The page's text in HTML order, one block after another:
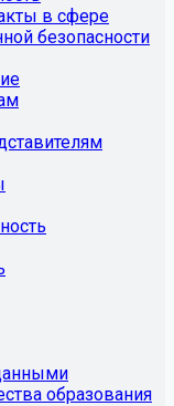
в сфере
безопасности
образования